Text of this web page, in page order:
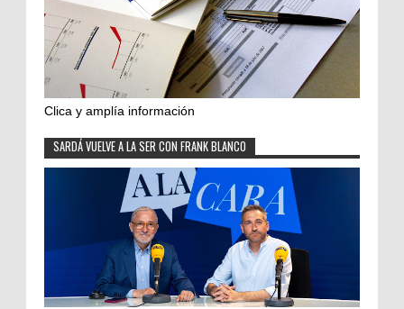
Clica y amplía información
SARDÁ VUELVE A LA SER CON FRANK BLANCO